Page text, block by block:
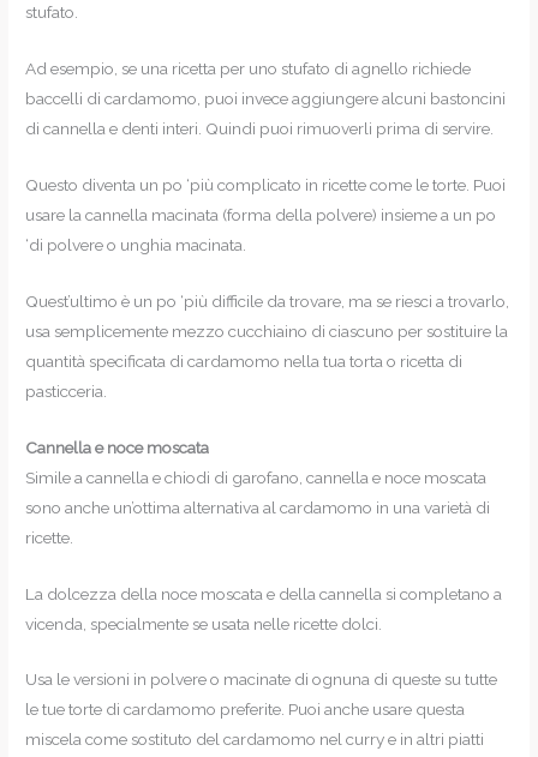
stufato.
Ad esempio, se una ricetta per uno stufato di agnello richiede
baccelli di cardamomo, puoi invece aggiungere alcuni bastoncini
di cannella e denti interi. Quindi puoi rimuoverli prima di servire.
Questo diventa un po ‘più complicato in ricette come le torte. Puoi
usare la cannella macinata (forma della polvere) insieme a un po
‘di polvere o unghia macinata.
Quest’ultimo è un po ‘più difficile da trovare, ma se riesci a trovarlo,
usa semplicemente mezzo cucchiaino di ciascuno per sostituire la
quantità specificata di cardamomo nella tua torta o ricetta di
pasticceria.
Cannella e noce moscata
Simile a cannella e chiodi di garofano, cannella e noce moscata
sono anche un’ottima alternativa al cardamomo in una varietà di
ricette.
La dolcezza della noce moscata e della cannella si completano a
vicenda, specialmente se usata nelle ricette dolci.
Usa le versioni in polvere o macinate di ognuna di queste su tutte
le tue torte di cardamomo preferite. Puoi anche usare questa
miscela come sostituto del cardamomo nel curry e in altri piatti